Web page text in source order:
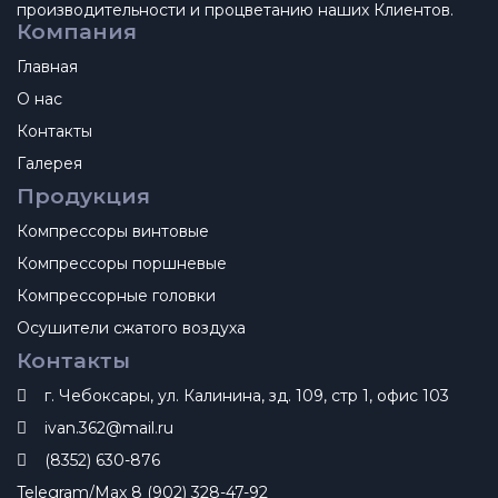
производительности и процветанию наших Клиентов.
Компания
Главная
О нас
Контакты
Галерея
Продукция
Компрессоры винтовые
Компрессоры поршневые
Компрессорные головки
Осушители сжатого воздуха
Контакты
г. Чебоксары, ул. Калинина, зд. 109, стр 1, офис 103
ivan.362@mail.ru
(8352) 630-876
Telegram/Max 8 (902) 328-47-92